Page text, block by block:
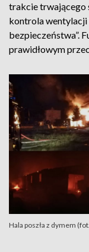
trakcie trwającego
kontrola wentylacji
bezpieczeństwa”.
prawidłowym
Hala poszła z dymem